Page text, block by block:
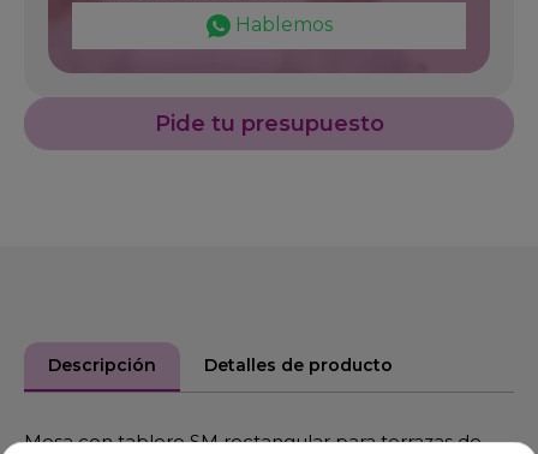
Hablemos
Pide tu presupuesto
Descripción Detalles de producto
Mesa con tablero SM rectangular para terrazas de